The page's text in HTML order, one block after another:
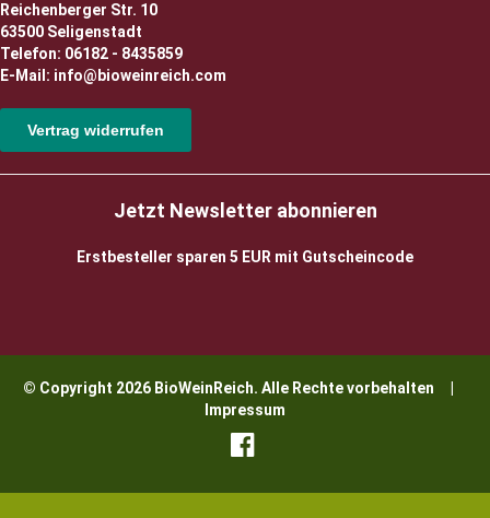
Reichenberger Str. 10
63500 Seligenstadt
Telefon: 06182 - 8435859
E-Mail: info@bioweinreich.com
Vertrag widerrufen
Jetzt Newsletter abonnieren
Erstbesteller sparen 5 EUR mit Gutscheincode
© Copyright 2026 BioWeinReich. Alle Rechte vorbehalten |
Impressum